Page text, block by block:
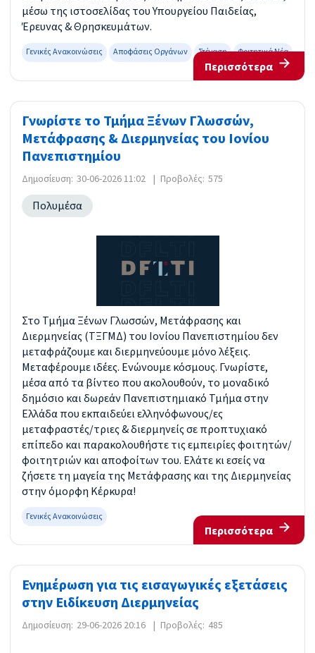
μέσω της ιστοσελίδας του Υπουργείου Παιδείας,
Έρευνας & Θρησκευμάτων.
Γενικές Ανακοινώσεις Αποφάσεις Οργάνων Στέγαση Φοιτητικά Νέα
Περισσότερα
Γνωρίστε το Τμήμα Ξένων Γλωσσών,
Μετάφρασης & Διερμηνείας του Ιονίου
Πανεπιστημίου
Δημοσίευση: 30-06-2026 11:02 | Προβολές: 575
Πολυμέσα
Στο Τμήμα Ξένων Γλωσσών, Μετάφρασης και
Διερμηνείας (ΤΞΓΜΔ) του Ιονίου Πανεπιστημίου δεν
μεταφράζουμε και διερμηνεύουμε μόνο λέξεις.
Μεταφέρουμε ιδέες. Ενώνουμε κόσμους. Γνωρίστε,
μέσα από τα βίντεο που ακολουθούν, το μοναδικό
δημόσιο και δωρεάν Πανεπιστημιακό Τμήμα στην
Ελλάδα που εκπαιδεύει ελληνόφωνους/ες
μεταφραστές/τριες & διερμηνείς σε προπτυχιακό
επίπεδο και παρακολουθήστε τις εμπειρίες φοιτητών/
φοιτητριών και αποφοίτων του. Ελάτε κι εσείς να
ζήσετε τη μαγεία της Μετάφρασης και της Διερμηνείας
στην όμορφη Κέρκυρα!
Γενικές Ανακοινώσεις
Περισσότερα
Ενημέρωση για τις εισαγωγικές εξετάσεις
στην Ειδίκευση Διερμηνείας
Δημοσίευση: 29-06-2026 20:16 | Προβολές: 485